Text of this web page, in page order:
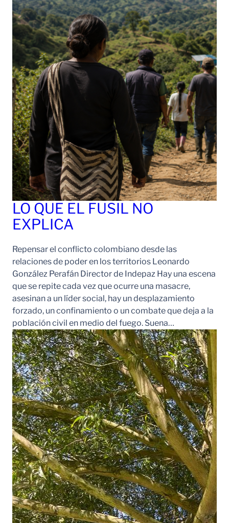
LO QUE EL FUSIL NO
EXPLICA
Repensar el conflicto colombiano desde las
relaciones de poder en los territorios Leonardo
González Perafán Director de Indepaz Hay una escena
que se repite cada vez que ocurre una masacre,
asesinan a un líder social, hay un desplazamiento
forzado, un confinamiento o un combate que deja a la
población civil en medio del fuego. Suena…